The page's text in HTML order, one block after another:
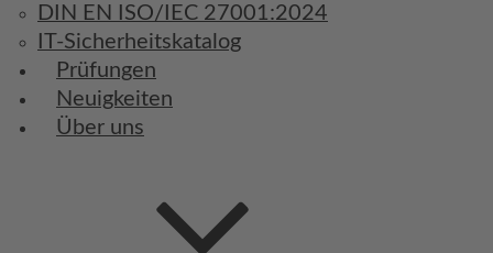
DIN EN ISO/IEC 27001:2024
IT-Sicherheitskatalog
Prüfungen
Neuigkeiten
Über uns